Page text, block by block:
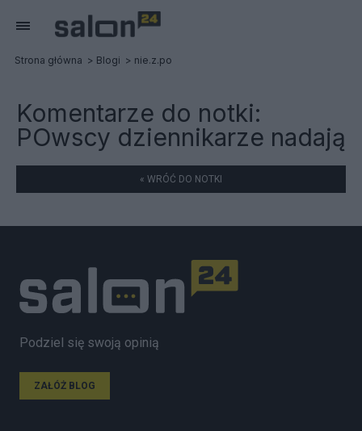
Strona główna Blogi nie.z.po
Komentarze do notki:
POwscy dziennikarze nadają
« WRÓĆ DO NOTKI
Podziel się swoją opinią
ZAŁÓŻ BLOG